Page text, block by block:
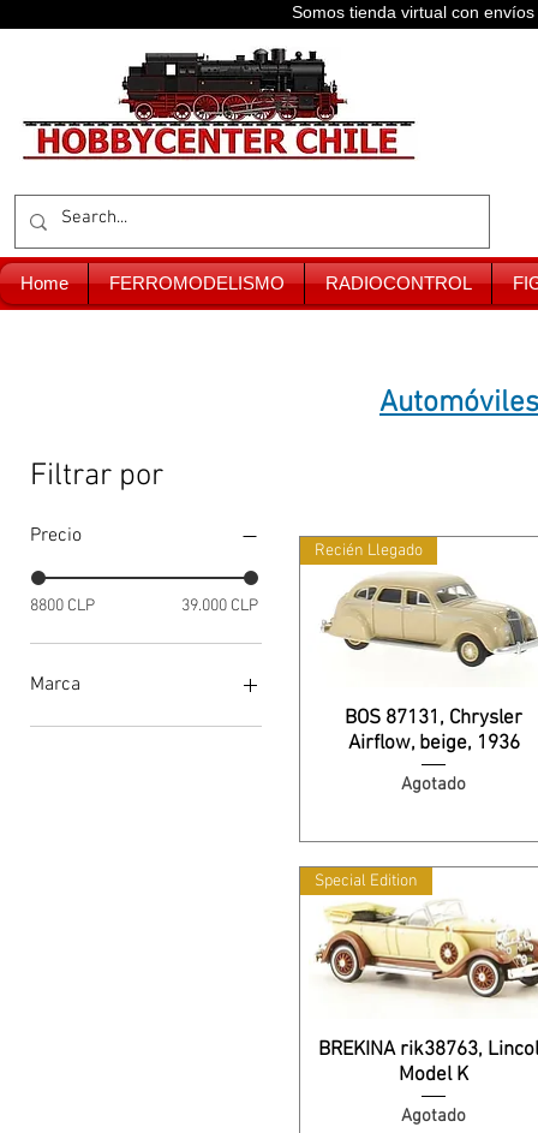
Somos tienda virtual con
Home FERROMODELISMO RADIOCONTROL
Filtrar por
Precio
8800 CLP 39.000 CLP
Marca
Artitec
Recién Llegado
BOS 87131, Chrysler
Airflow, beige, 1936
Agotado
Special Edition
BREKINA rik38763,
Model K
Agotado